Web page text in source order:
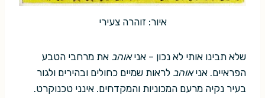
איור: זוהרה צעירי
שלא תבינו אותי לא נכון – אניאוהב את מרחבי הטבע
הפראיים. אניאוהב לראות שמיים כחולים ובהירים ולגור
בעיר נקיה מרעם המכוניות והמקדחים. אינני טכנוקרט.